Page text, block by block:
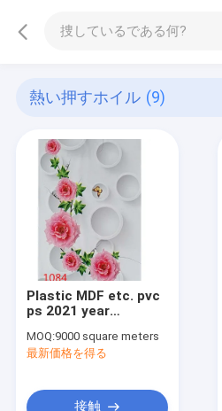
熱い押すホイル (9)
Plastic MDF etc. pvc
ps 2021 year
stamping foil for pvc
ceiling
MOQ:9000 square meters
最新価格を得る
接触